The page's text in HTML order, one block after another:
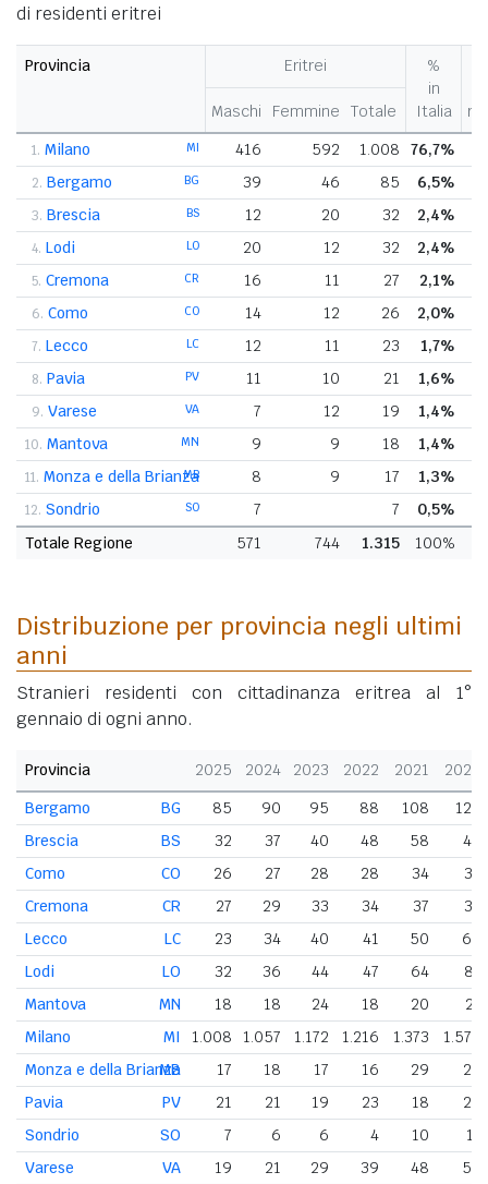
di residenti eritrei
Provincia Eritrei
%
in
Italia
Maschi Femmine Totale
1. MI
Milano 416 592 1.008 76,7%
2. BG
Bergamo 39 46 85 6,5%
3. BS
Brescia 12 20 32 2,4%
4. LO
Lodi 20 12 32 2,4%
5. CR
Cremona 16 11 27 2,1%
6. CO
Como 14 12 26 2,0%
7. LC
Lecco 12 11 23 1,7%
8. PV
Pavia 11 10 21 1,6%
9. VA
Varese 7 12 19 1,4%
10. MN
Mantova 9 9 18 1,4%
11. MB
Monza e della Brianza 8 9 17 1,3%
12. SO
Sondrio 7 7 0,5%
Totale Regione
571 744 1.315 100%
Distribuzione per provincia negli ultimi
anni
Stranieri residenti con cittadinanza eritrea al 1°
gennaio di ogni anno.
Provincia 2025 2024 2023 2022 2021
2020
BG
Bergamo 85 90 95 88 108
120
BS
Brescia 32 37 40 48 58
48
CO
Como 26 27 28 28 34
33
CR
Cremona 27 29 33 34 37
34
LC
Lecco 23 34 40 41 50
60
LO
Lodi 32 36 44 47 64
81
MN
Mantova 18 18 24 18 20
27
MI
Milano 1.008 1.057 1.172 1.216 1.373
1.570
MB
Monza e della Brianza 17 18 17 16 29
28
PV
Pavia 21 21 19 23 18
28
SO
Sondrio 7 6 6 4 10
11
VA
Varese 19 21 29 39 48
55